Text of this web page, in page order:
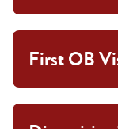
First OB